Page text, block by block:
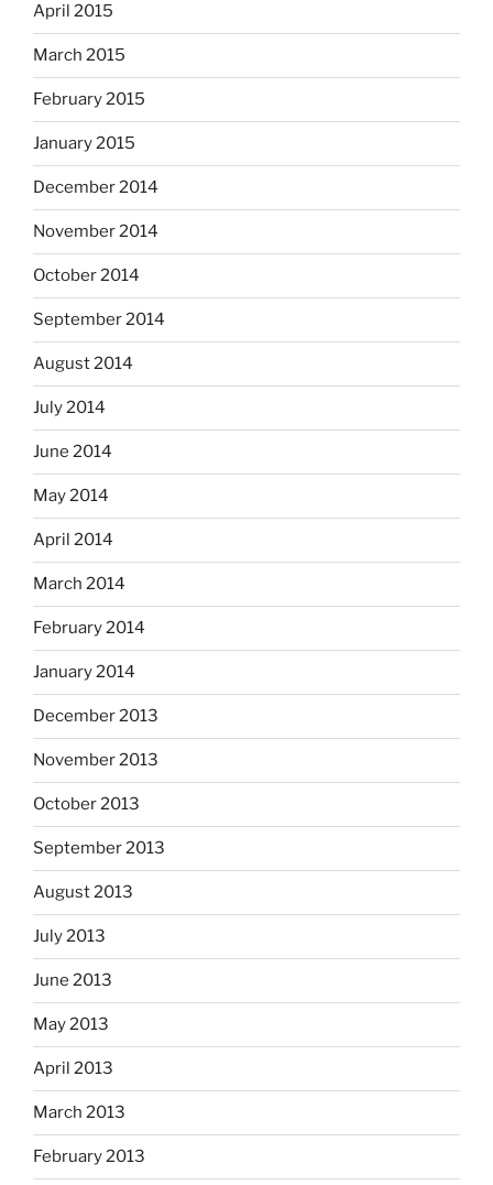
April 2015
March 2015
February 2015
January 2015
December 2014
November 2014
October 2014
September 2014
August 2014
July 2014
June 2014
May 2014
April 2014
March 2014
February 2014
January 2014
December 2013
November 2013
October 2013
September 2013
August 2013
July 2013
June 2013
May 2013
April 2013
March 2013
February 2013